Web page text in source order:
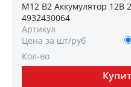
M12 B2 Аккумулятор 12В
4932430064
Артикул
Цена за шт/руб
Кол-во